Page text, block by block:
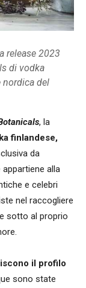
release 2023
di vodka
nordica del
, la
finlandese,
da
alla
e celebri
nel raccogliere
sotto al proprio
il profilo
sono state